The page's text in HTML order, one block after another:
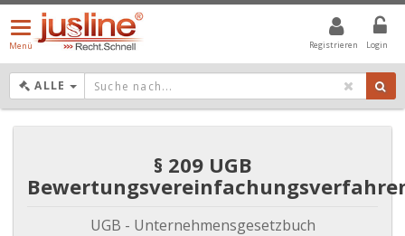
Registrieren Login
Menü
öffnen/schließen
Menü
ALLE DROPDOWN: GEWÄHLTER WERT IST ALLE
§ 209 UGB
UGB - Unternehmensgesetzbuch